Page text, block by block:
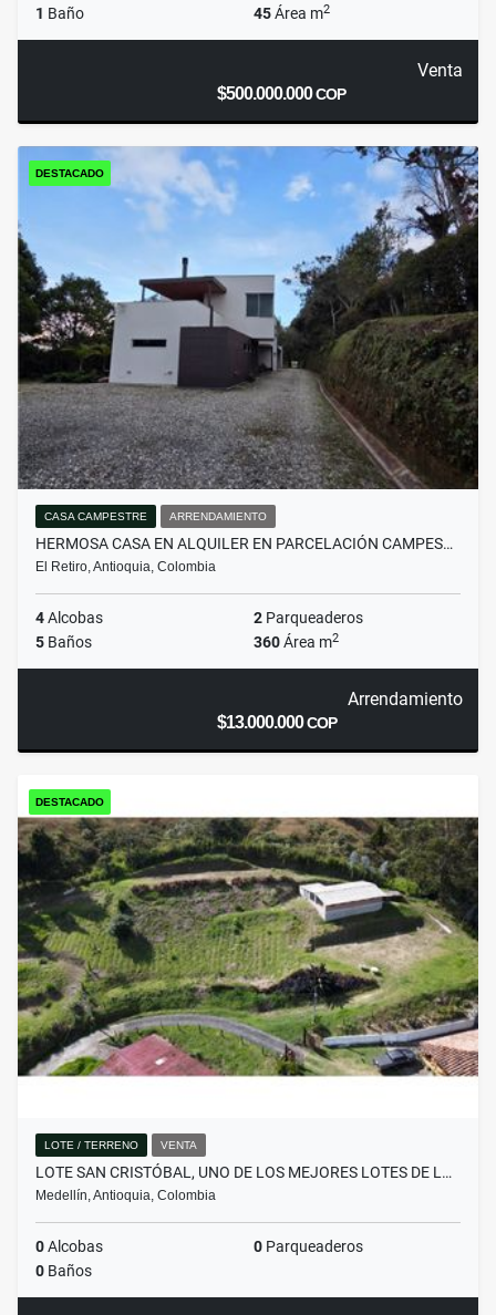
1 Baño 45Área m2
Venta
$500.000.000COP
DESTACADO
CASA CAMPESTRE ARRENDAMIENTO
HERMOSA CASA EN ALQUILER EN PARCELACIÓN CAMPES…
El Retiro, Antioquia, Colombia
4Alcobas 2 Parqueaderos
5 Baños 360Área m2
Arrendamiento
$13.000.000COP
DESTACADO
LOTE / TERRENO VENTA
LOTE SAN CRISTÓBAL, UNO DE LOS MEJORES LOTES DE L…
Medellín, Antioquia, Colombia
0Alcobas 0 Parqueaderos
0 Baños